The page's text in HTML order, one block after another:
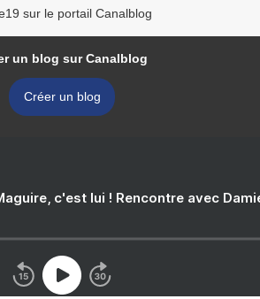
sur le portail Canalblog
un blog sur Canalblog
Créer un blog
c'est lui ! Rencontre avec